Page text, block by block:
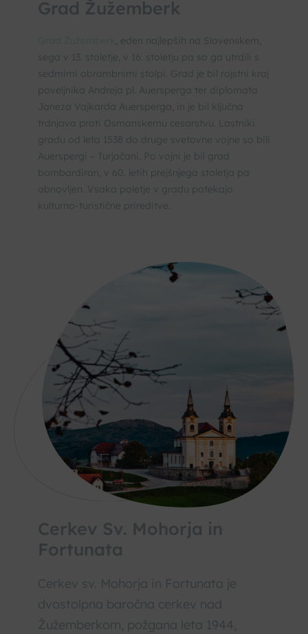
Grad Žužemberk
, eden najlepših na Slovenskem,
sega v 13. stoletje, v 16. stoletju pa so ga utrdili s
sedmimi obrambnimi stolpi. Grad je bil rojstni kraj
poveljnika Andreja pl. Auersperga ter diplomata
Janeza Vajkarda Auersperga, in je bil ključna
trdnjava proti Osmanskemu cesarstvu. Lastniki
gradu od leta 1538 do druge svetovne vojne so bili
Auerspergi – Turjačani. Po vojni je bil grad
bombardiran, v 60. letih prejšnjega stoletja pa
obnovljen. Vsako poletje v gradu potekajo
kulturno-turistične prireditve.
Cerkev Sv. Mohorja in
Fortunata
Cerkev sv. Mohorja in Fortunata je
dvostolpna baročna cerkev nad
Žužemberkom, požgana leta 1944,